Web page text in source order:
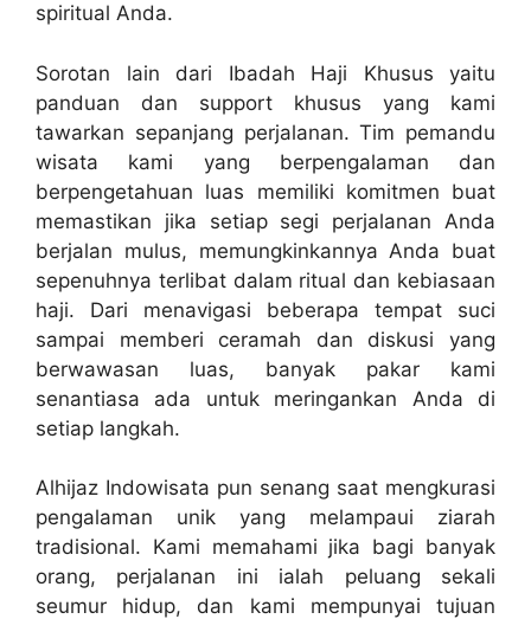
spiritual Anda.
Sorotan lain dari Ibadah Haji Khusus yaitu
panduan dan support khusus yang kami
tawarkan sepanjang perjalanan. Tim pemandu
wisata kami yang berpengalaman dan
berpengetahuan luas memiliki komitmen buat
memastikan jika setiap segi perjalanan Anda
berjalan mulus, memungkinkannya Anda buat
sepenuhnya terlibat dalam ritual dan kebiasaan
haji. Dari menavigasi beberapa tempat suci
sampai memberi ceramah dan diskusi yang
berwawasan luas, banyak pakar kami
senantiasa ada untuk meringankan Anda di
setiap langkah.
Alhijaz Indowisata pun senang saat mengkurasi
pengalaman unik yang melampaui ziarah
tradisional. Kami memahami jika bagi banyak
orang, perjalanan ini ialah peluang sekali
seumur hidup, dan kami mempunyai tujuan